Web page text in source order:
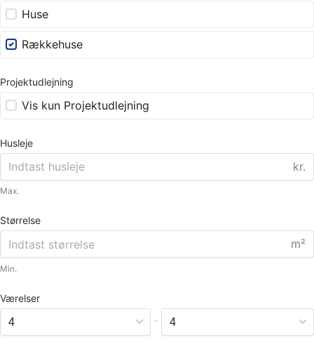
Huse
Rækkehuse
Projektudlejning
Vis kun Projektudlejning
Husleje
kr.
Max.
Størrelse
m²
Min.
Værelser
-